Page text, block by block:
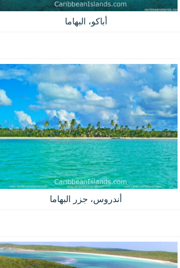
أباكو، البهاما
أندروس، جزر البهاما